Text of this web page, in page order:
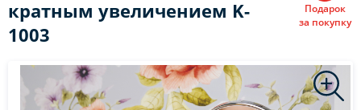
кратным увеличением K-
1003
Подарок
за покупку